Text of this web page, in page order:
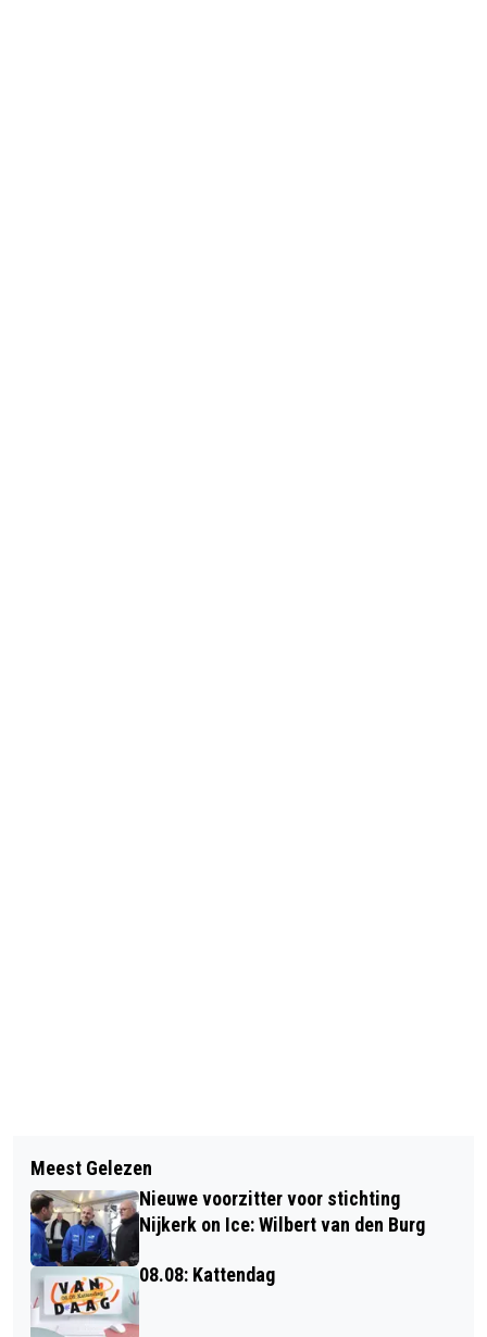
LEX HARDING EEN VAN TWEE MEEST
INVLOEDRIJKE RADIOMAKERS
BEMIDDELING ABZ DIERVOEDING EN
GEMEENTE NIJKERK MISLUKT
Meest Gelezen
Nieuwe voorzitter voor stichting
Nijkerk on Ice: Wilbert van den Burg
08.08: Kattendag